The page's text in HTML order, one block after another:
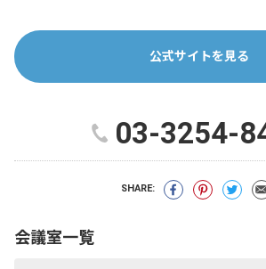
公式サイトを見る
03-3254-
SHARE:
会議室一覧